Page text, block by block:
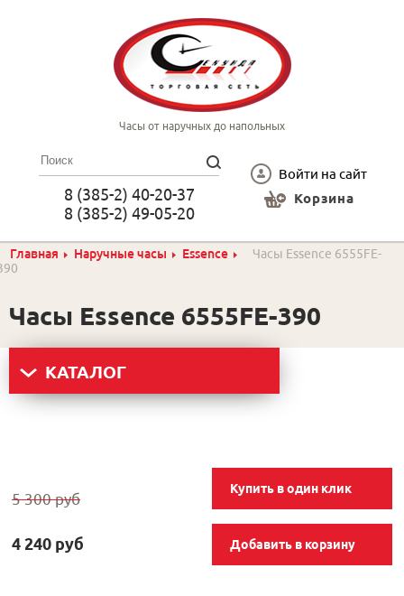
8 (385-2) 40-20-37
8 (385-2) 49-05-20
Часы от наручных до напольных
Войти на сайт
Корзина
Главная Наручные часы Essence
Часы Essence 6555FE-
Часы Essence 6555FE-390
КАТАЛОГ
5 300 руб
Купить в один клик
4 240 руб Добавить в корзину